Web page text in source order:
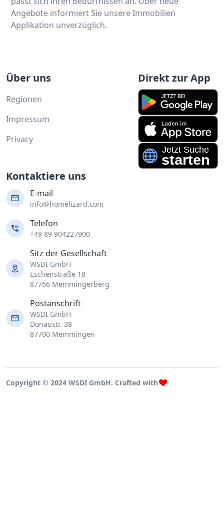
Angebote informiert Sie unsere Immobilien
Applikation unverzüglich.
Über uns
Regionen
Impressum
Privacy
Direkt zur App
Kontaktiere uns
E-mail
info@homelizard.com
Telefon
+49 89 904227900
Sitz der Gesellschaft
WSDI GmbH
Eschenstraße 18
87766 Memmingerberg
Postanschrift
WSDI GmbH
Donaustr. 38
87700 Memmingen
Copyright © 2024 WSDI GmbH. Crafted with